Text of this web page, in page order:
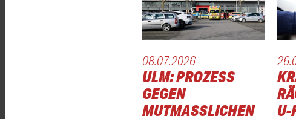
08.07.2026
ULM: PROZESS
GEGEN
MUTMASSLICHEN M
U-